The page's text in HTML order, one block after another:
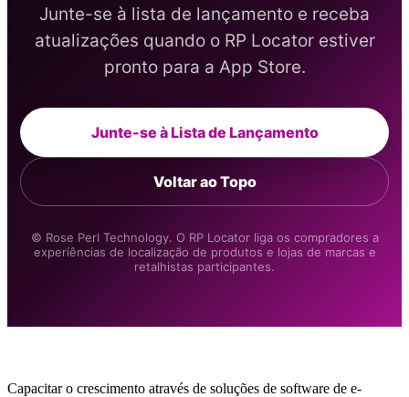
Junte-se à lista de lançamento e receba
atualizações quando o RP Locator estiver
pronto para a App Store.
Junte-se à Lista de Lançamento
Voltar ao Topo
© Rose Perl Technology. O RP Locator liga os compradores a
experiências de localização de produtos e lojas de marcas e
retalhistas participantes.
Capacitar o crescimento através de soluções de software de e-